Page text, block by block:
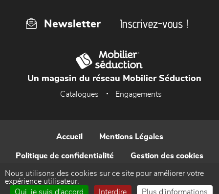
Newsletter Inscrivez-vous !
Un magasin du réseau Mobilier Séduction
Catalogues Engagements
Accueil Mentions Légales
Politique de confidentialité Gestion des cookies
Contact
Nous utilisons des cookies sur ce site pour améliorer votre
expérience utilisateur.
Oui, je suis d'accord
Interdire Plus d'informations